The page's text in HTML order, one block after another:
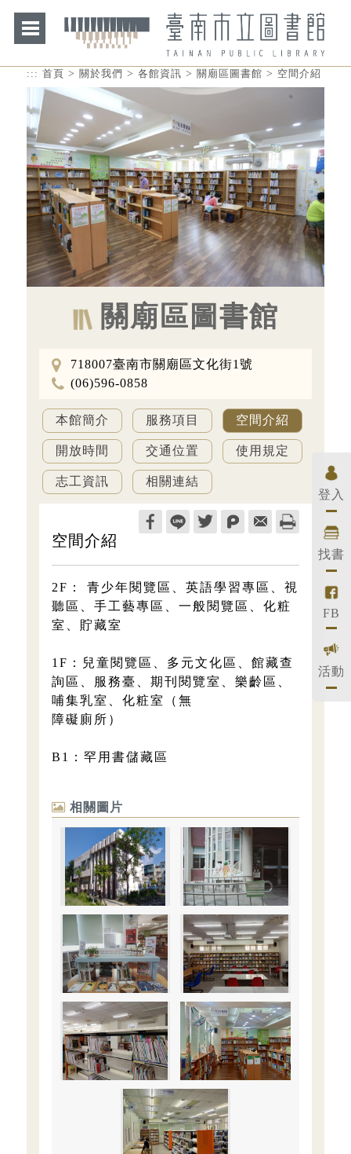
登入
找書
FB
活動
::: 首頁 > 關於我們 > 各館資訊 > 關廟區圖書館 > 空間介紹
關廟區圖書館
地
718007臺南市關廟區文化街1號
話
(06)596-0858
本館簡介 服務項目 空間介紹
開放時間 交通位置 使用規定
志工資訊 相關連結
空間介紹
2F： 青少年閱覽區、英語學習專區、視
聽區、手工藝專區、一般閱覽區、化粧
室、貯藏室
1F：兒童閱覽區、多元文化區、館藏查
詢區、服務臺、期刊閱覽室、樂齡區、
哺集乳室、化粧室（無
障礙廁所）
B1：罕用書儲藏區
相關圖片